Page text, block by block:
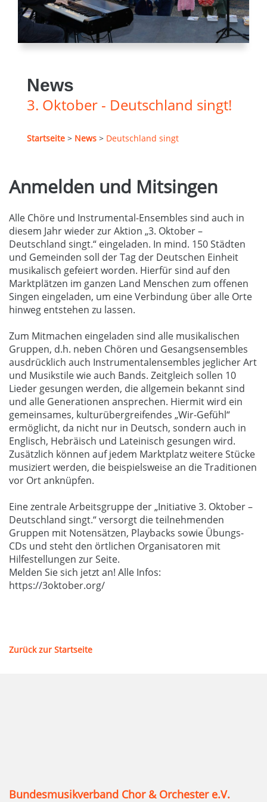
News
3. Oktober - Deutschland singt!
Startseite > News > Deutschland singt
Anmelden und Mitsingen
Alle Chöre und Instrumental-Ensembles sind auch in
diesem Jahr wieder zur Aktion „3. Oktober –
Deutschland singt.“ eingeladen. In mind. 150 Städten
und Gemeinden soll der Tag der Deutschen Einheit
musikalisch gefeiert worden. Hierfür sind auf den
Marktplätzen im ganzen Land Menschen zum offenen
Singen eingeladen, um eine Verbindung über alle Orte
hinweg entstehen zu lassen.
Zum Mitmachen eingeladen sind alle musikalischen
Gruppen, d.h. neben Chören und Gesangsensembles
ausdrücklich auch Instrumentalensembles jeglicher Art
und Musikstile wie auch Bands. Zeitgleich sollen 10
Lieder gesungen werden, die allgemein bekannt sind
und alle Generationen ansprechen. Hiermit wird ein
gemeinsames, kulturübergreifendes „Wir-Gefühl“
ermöglicht, da nicht nur in Deutsch, sondern auch in
Englisch, Hebräisch und Lateinisch gesungen wird.
Zusätzlich können auf jedem Marktplatz weitere Stücke
musiziert werden, die beispielsweise an die Traditionen
vor Ort anknüpfen.
Eine zentrale Arbeitsgruppe der „Initiative 3. Oktober –
Deutschland singt.“ versorgt die teilnehmenden
Gruppen mit Notensätzen, Playbacks sowie Übungs-
CDs und steht den örtlichen Organisatoren mit
Hilfestellungen zur Seite.
Melden Sie sich jetzt an! Alle Infos:
https://3oktober.org/
Zurück zur Startseite
Bundesmusikverband Chor & Orchester e.V.